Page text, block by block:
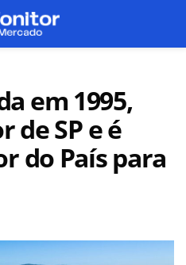
em 1995,
de SP e é
do País para